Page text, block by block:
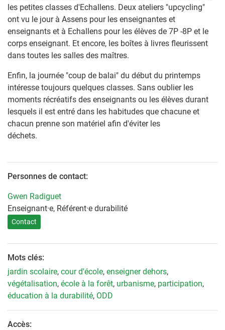
les petites classes d'Echallens. Deux ateliers "upcycling"
ont vu le jour à Assens pour les enseignantes et
enseignants et à Echallens pour les élèves de 7P -8P et le
corps enseignant. Et encore, les boîtes à livres fleurissent
dans toutes les salles des maîtres.
Enfin, la journée "coup de balai" du début du printemps
intéresse toujours quelques classes. Sans oublier les
moments récréatifs des enseignants ou les élèves durant
lesquels il est entré dans les habitudes que chacune et
chacun prenne son matériel afin d'éviter les
déchets.
Personnes de contact:
Gwen Radiguet
Enseignant·e, Référent·e durabilité
Contact
Mots clés:
jardin scolaire, cour d'école, enseigner dehors,
végétalisation, école à la forêt, urbanisme, participation,
éducation à la durabilité, ODD
Accès: